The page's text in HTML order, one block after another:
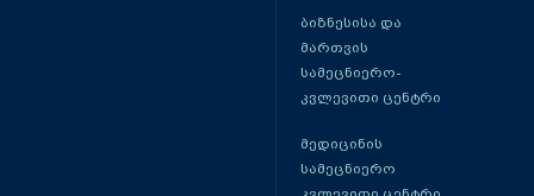
ბიზნესისა და
მართვის
სამეცნიერო-
კვლევითი ცენტრი
მედიცინის
სამეცნიერო